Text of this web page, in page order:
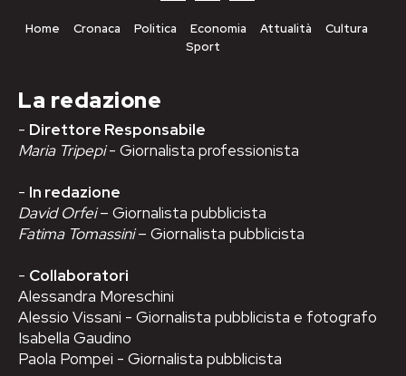
Home Cronaca Politica Economia Attualità
Cultura
Sport
La redazione
- Direttore Responsabile
Maria Tripepi- Giornalista professionista
- In redazione
David Orfei– Giornalista pubblicista
Fatima Tomassini– Giornalista pubblicista
- Collaboratori
Alessandra Moreschini
Alessio Vissani - Giornalista pubblicista e fotografo
Isabella Gaudino
Paola Pompei - Giornalista pubblicista